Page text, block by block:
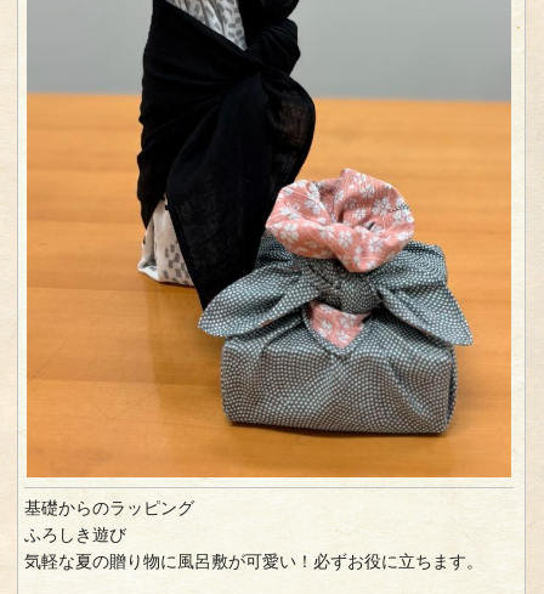
基礎からのラッピング
ふろしき遊び
気軽な夏の贈り物に風呂敷が可愛い！必ずお役に立ちます。